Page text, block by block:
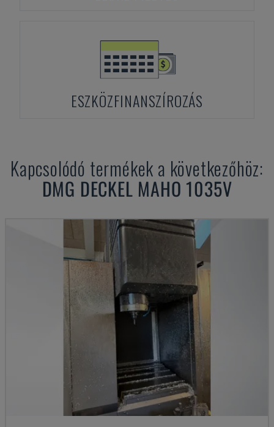
ESZKÖZFINANSZÍROZÁS
Kapcsolódó termékek a következőhöz:
DMG DECKEL MAHO 1035V